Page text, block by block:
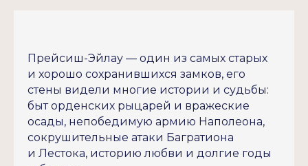
Прейсиш-Эйлау — один из самых старых
и хорошо сохранившихся замков, его
стены видели многие истории и судьбы:
быт орденских рыцарей и вражеские
осады, непобедимую армию Наполеона,
сокрушительные атаки Багратиона
и Лестока, историю любви и долгие годы